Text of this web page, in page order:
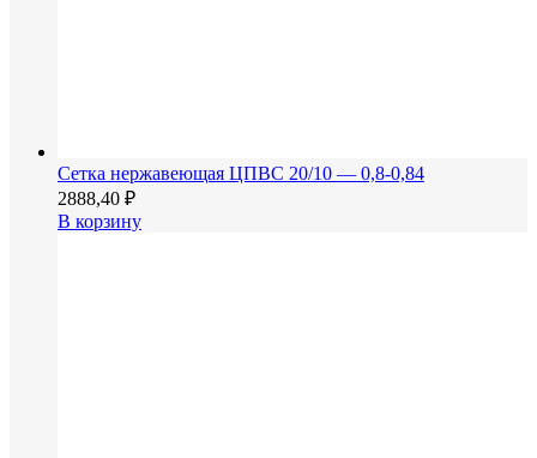
Сетка нержавеющая ЦПВС 20/10 — 0,8-0,84
2888,40 ₽
В корзину